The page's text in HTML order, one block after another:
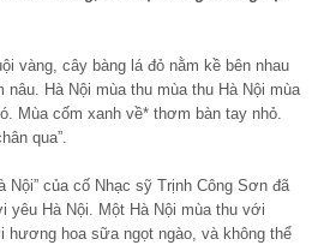
vàng, cây bàng lá đỏ nằm kề bên nhau
Hà Nội mùa thu mùa thu Hà Nội mùa
Mùa cốm xanh về* thơm bàn tay nhỏ.
qua”.
Nội” của cố Nhạc sỹ Trịnh Công Sơn đã
yêu Hà Nội. Một Hà Nội mùa thu với
hương hoa sữa ngọt ngào, và không thể